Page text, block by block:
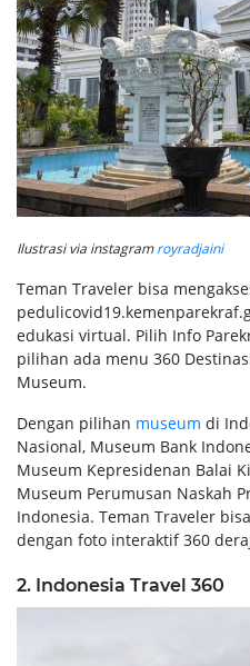
Ilustrasi via instagramroyradjaini
Teman Traveler bisa
edukasi virtual. Pilih Info
pilihan ada menu 360
Museum.
Dengan pilihan museum di
Nasional, Museum Bank
Museum Kepresidenan Balai
Museum Perumusan Naskah
Indonesia. Teman Traveler
dengan foto interaktif 360
2. Indonesia Travel 360